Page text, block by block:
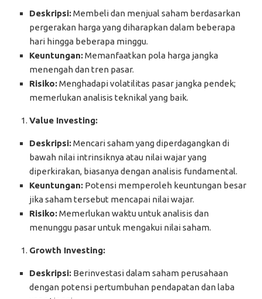
Deskripsi:Membeli dan menjual saham berdasarkan
pergerakan harga yang diharapkan dalam beberapa
hari hingga beberapa minggu.
Keuntungan:Memanfaatkan pola harga jangka
menengah dan tren pasar.
Risiko:Menghadapi volatilitas pasar jangka pendek;
memerlukan analisis teknikal yang baik.
Value Investing:
Deskripsi:Mencari saham yang diperdagangkan di
bawah nilai intrinsiknya atau nilai wajar yang
diperkirakan, biasanya dengan analisis fundamental.
Keuntungan: Potensi memperoleh keuntungan besar
jika saham tersebut mencapai nilai wajar.
Risiko:Memerlukan waktu untuk analisis dan
menunggu pasar untuk mengakui nilai saham.
Growth Investing:
Deskripsi: Berinvestasi dalam saham perusahaan
dengan potensi pertumbuhan pendapatan dan laba